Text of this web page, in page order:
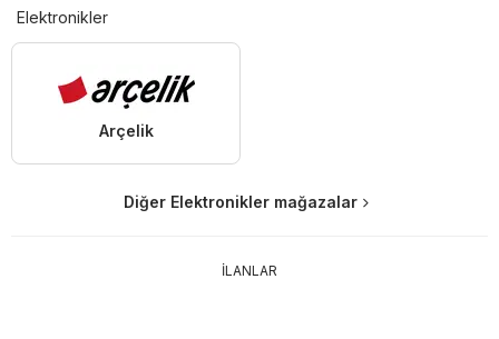
Elektronikler
Arçelik
Diğer Elektronikler mağazalar
İLANLAR